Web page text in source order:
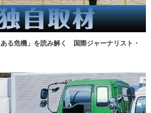
ある危機」を読み解く 国際ジャーナリスト・